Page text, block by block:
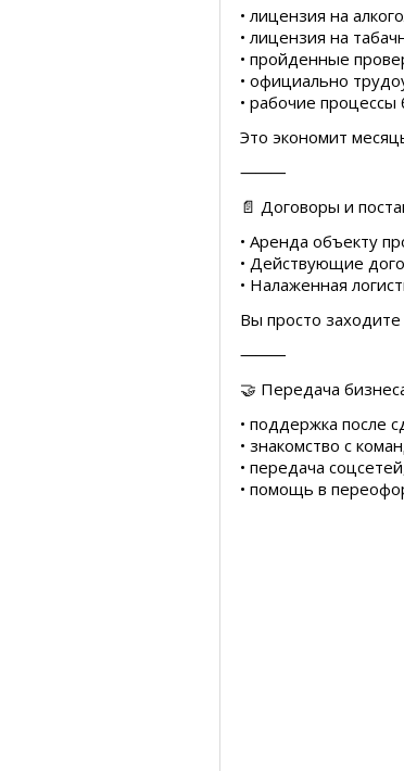
• лицензия на
• лицензия на
• пройденные
• официально
• рабочие процессы
Это экономит
⸻
📄 Договоры и
• Аренда объекту
• Действующие
• Налаженная
Вы просто
⸻
🤝 Передача
• поддержка после
• знакомство с
• передача
• помощь в